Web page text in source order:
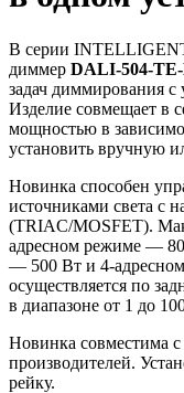
В серии
диммер DALI-504-
задач диммирования
Изделие совмещает в
мощностью в
установить вручную
Новинка способен
источниками света с
(TRIAC/MOSFET).
адресном режиме —
— 500 Вт и 4-
осуществляется по
в диапазоне от 1 до
Новинка совместима с
производителей.
рейку.